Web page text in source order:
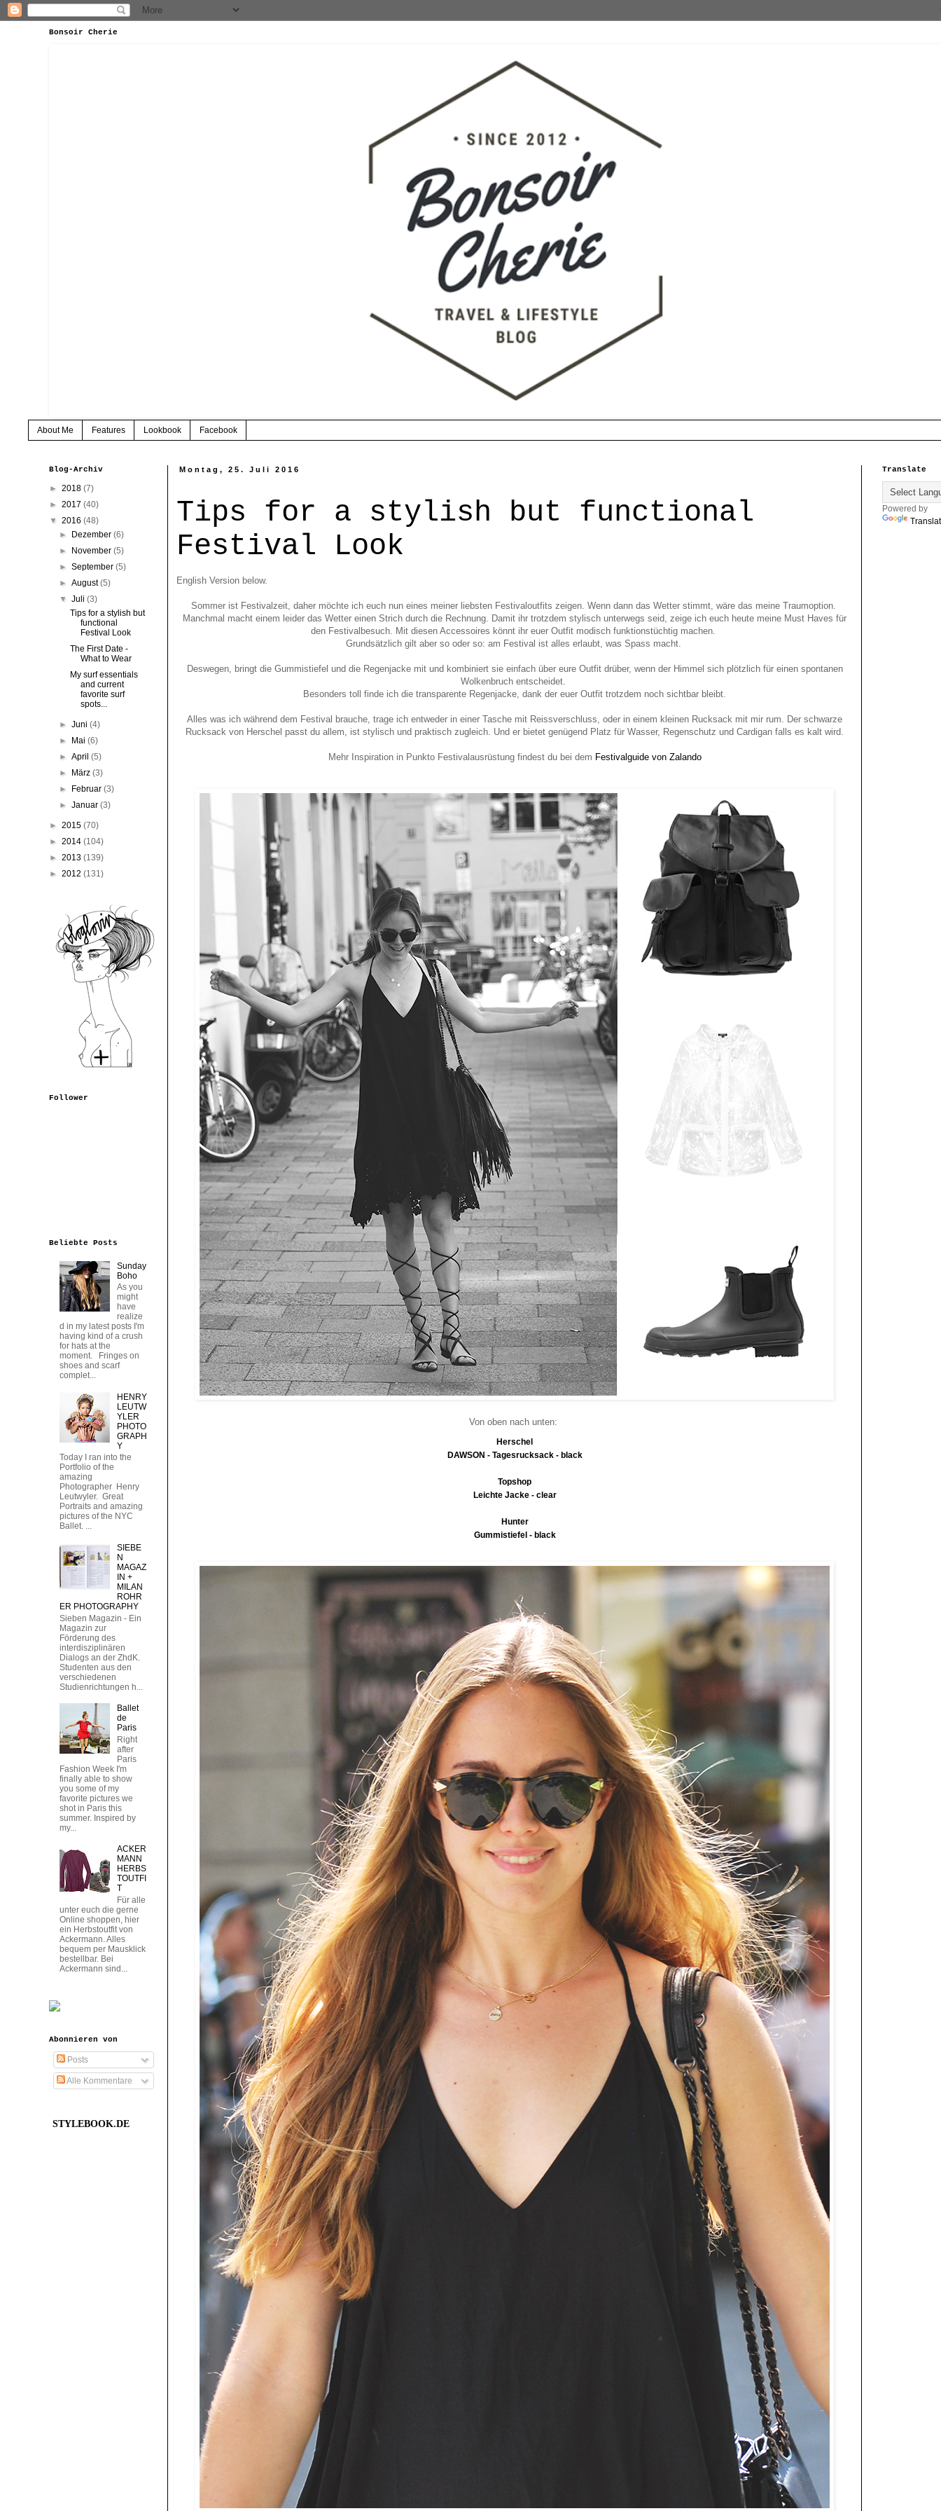
Bonsoir Cherie
About Me Features Lookbook Facebook
Montag, 25. Juli 2016
Tips for a stylish but functional
Festival Look
English Version below.
Sommer ist Festivalzeit, daher möchte ich euch nun eines meiner liebsten Festivaloutfits zeigen. Wenn dann das Wetter stimmt, wäre das meine Traumoption.
Manchmal macht einem leider das Wetter einen Strich durch die Rechnung. Damit ihr trotzdem stylisch unterwegs seid, zeige ich euch heute meine Must Haves für
den Festivalbesuch. Mit diesen Accessoires könnt ihr euer Outfit modisch funktionstüchtig machen.
Grundsätzlich gilt aber so oder so: am Festival ist alles erlaubt, was Spass macht.
Deswegen, bringt die Gummistiefel und die Regenjacke mit und kombiniert sie einfach über eure Outfit drüber, wenn der Himmel sich plötzlich für einen spontanen
Wolkenbruch entscheidet.
Besonders toll finde ich die transparente Regenjacke, dank der euer Outfit trotzdem noch sichtbar bleibt.
Alles was ich während dem Festival brauche, trage ich entweder in einer Tasche mit Reissverschluss, oder in einem kleinen Rucksack mit mir rum. Der schwarze
Rucksack von Herschel passt du allem, ist stylisch und praktisch zugleich. Und er bietet genügend Platz für Wasser, Regenschutz und Cardigan falls es kalt wird.
Mehr Inspiration in Punkto Festivalausrüstung findest du bei dem Festivalguide von Zalando
Von oben nach unten:
Herschel
DAWSON - Tagesrucksack - black
Topshop
Leichte Jacke - clear
Hunter
Gummistiefel - black
Blog-Archiv
► 2018 (7)
► 2017 (40)
▼ 2016 (48)
►
Dezember(6)
►
November(5)
►September(5)
►August(5)
▼Juli(3)
Tips for a stylish but
functional
Festival Look
The First Date -
What to Wear
My surf essentials
and current
favorite surf
spots...
►Juni(4)
►
Mai(6)
►April(5)
►
März(3)
►
Februar(3)
►Januar(3)
► 2015 (70)
► 2014 (104)
► 2013 (139)
► 2012 (131)
Follower
Beliebte Posts
Sunday
Boho
As you
might
have
realize
d in my latest posts I'm
having kind of a crush
for hats at the
moment. Fringes on
shoes and scarf
complet...
HENRY
LEUTW
YLER
PHOTO
GRAPH
Y
Today I ran into the
Portfolio of the
amazing
Photographer Henry
Leutwyler. Great
Portraits and amazing
pictures of the NYC
Ballet. ...
SIEBE
N
MAGAZ
IN +
MILAN
ROHR
ER PHOTOGRAPHY
Sieben Magazin - Ein
Magazin zur
Förderung des
interdisziplinären
Dialogs an der ZhdK.
Studenten aus den
verschiedenen
Studienrichtungen h...
Ballet
de
Paris
Right
after
Paris
Fashion Week I'm
finally able to show
you some of my
favorite pictures we
shot in Paris this
summer. Inspired by
my...
ACKER
MANN
HERBS
TOUTFI
T
Für alle
unter euch die gerne
Online shoppen, hier
ein Herbstoutfit von
Ackermann. Alles
bequem per Mausklick
bestellbar. Bei
Ackermann sind...
Abonnieren von
Posts
Alle Kommentare
STYLEBOOK.DE
Translate
Powered by